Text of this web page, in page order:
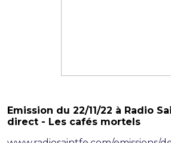
Emission du 22/11/22 à Radio
direct - Les cafés mortels